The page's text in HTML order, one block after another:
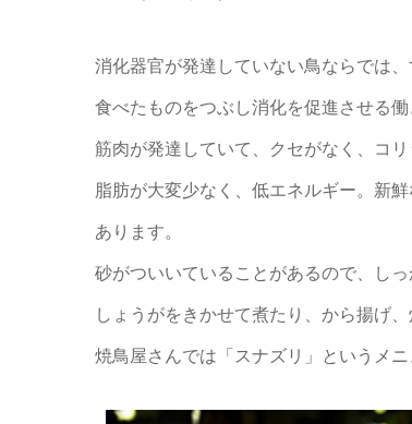
消化器官が発達していない鳥ならでは
食べたものをつぶし消化を促進させる働
筋肉が発達していて、クセがなく、コリ
脂肪が大変少なく、低エネルギー。新
あります。
砂がついいていることがあるので、し
しょうがをきかせて煮たり、から揚げ、
焼鳥屋さんでは「スナズリ」というメ